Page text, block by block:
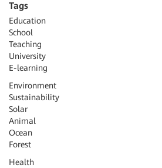
Tags
Education
School
Teaching
University
E-learning
Environment
Sustainability
Solar
Animal
Ocean
Forest
Health